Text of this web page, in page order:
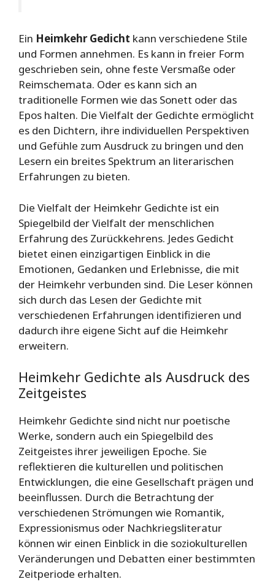
Ein Heimkehr Gedicht kann verschiedene Stile
und Formen annehmen. Es kann in freier Form
geschrieben sein, ohne feste Versmaße oder
Reimschemata. Oder es kann sich an
traditionelle Formen wie das Sonett oder das
Epos halten. Die Vielfalt der Gedichte ermöglicht
es den Dichtern, ihre individuellen Perspektiven
und Gefühle zum Ausdruck zu bringen und den
Lesern ein breites Spektrum an literarischen
Erfahrungen zu bieten.
Die Vielfalt der Heimkehr Gedichte ist ein
Spiegelbild der Vielfalt der menschlichen
Erfahrung des Zurückkehrens. Jedes Gedicht
bietet einen einzigartigen Einblick in die
Emotionen, Gedanken und Erlebnisse, die mit
der Heimkehr verbunden sind. Die Leser können
sich durch das Lesen der Gedichte mit
verschiedenen Erfahrungen identifizieren und
dadurch ihre eigene Sicht auf die Heimkehr
erweitern.
Heimkehr Gedichte als Ausdruck des
Zeitgeistes
Heimkehr Gedichte sind nicht nur poetische
Werke, sondern auch ein Spiegelbild des
Zeitgeistes ihrer jeweiligen Epoche. Sie
reflektieren die kulturellen und politischen
Entwicklungen, die eine Gesellschaft prägen und
beeinflussen. Durch die Betrachtung der
verschiedenen Strömungen wie Romantik,
Expressionismus oder Nachkriegsliteratur
können wir einen Einblick in die soziokulturellen
Veränderungen und Debatten einer bestimmten
Zeitperiode erhalten.